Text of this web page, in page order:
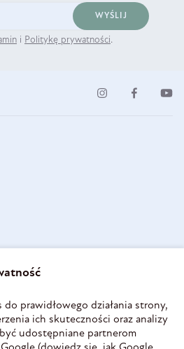
WYŚLIJ
i Politykę prywatności.
prawidłowego działania strony,
ich skuteczności oraz analizy
udostępniane partnerom